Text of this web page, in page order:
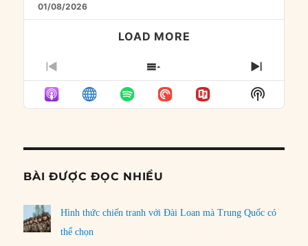
01/08/2026
LOAD MORE
PREVIOUS
EPISODE
SHOW
EPISODES
LIST
NEXT
Show
Podcast
BÀI ĐƯỢC ĐỌC NHIỀU
Hình thức chiến tranh với Đài Loan mà Trung Quốc có
thể chọn